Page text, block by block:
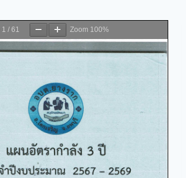
1 / 61 Zoom 100%